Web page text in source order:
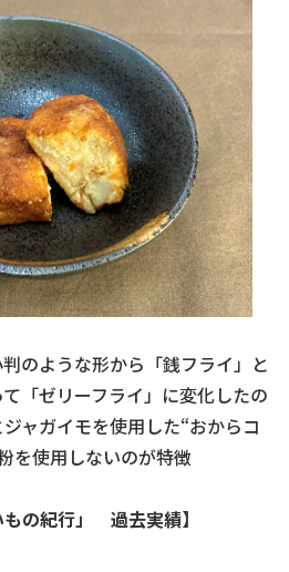
のような形から「銭フライ」と
「ゼリーフライ」に変化したの
ャガイモを使用した“おからコ
を使用しないのが特徴
もの紀行」 過去実績】